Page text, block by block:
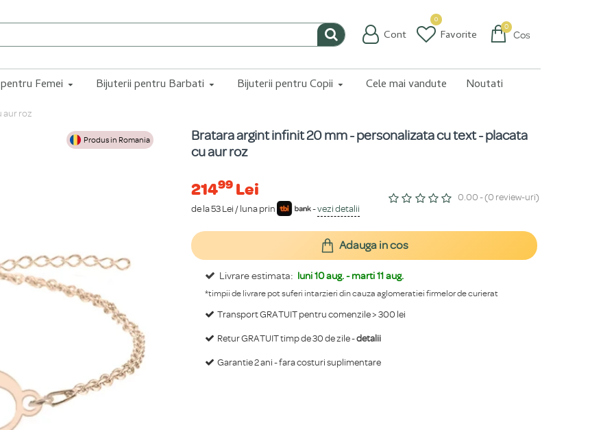
Cont Favorite
0
Coș
0
Femei Bijuterii pentru Barbati Bijuterii pentru Copii Cele mai vandute Noutati
aur roz
Produs in Romania
Bratara argint infinit 20 mm - personalizata cu text - placata
cu aur roz
21499 Lei
de la 53 Lei / luna prin -vezi detalii
0.00 - (0 review-uri)
Livrare estimata: luni 10 aug. - marti 11 aug.
*timpii de livrare pot suferi intarzieri din cauza aglomeratiei firmelor de curierat
Transport GRATUIT pentru comenzile > 300 lei
Retur GRATUIT timp de 30 de zile -detalii
Garantie 2 ani - fara costuri suplimentare
Adauga in cos